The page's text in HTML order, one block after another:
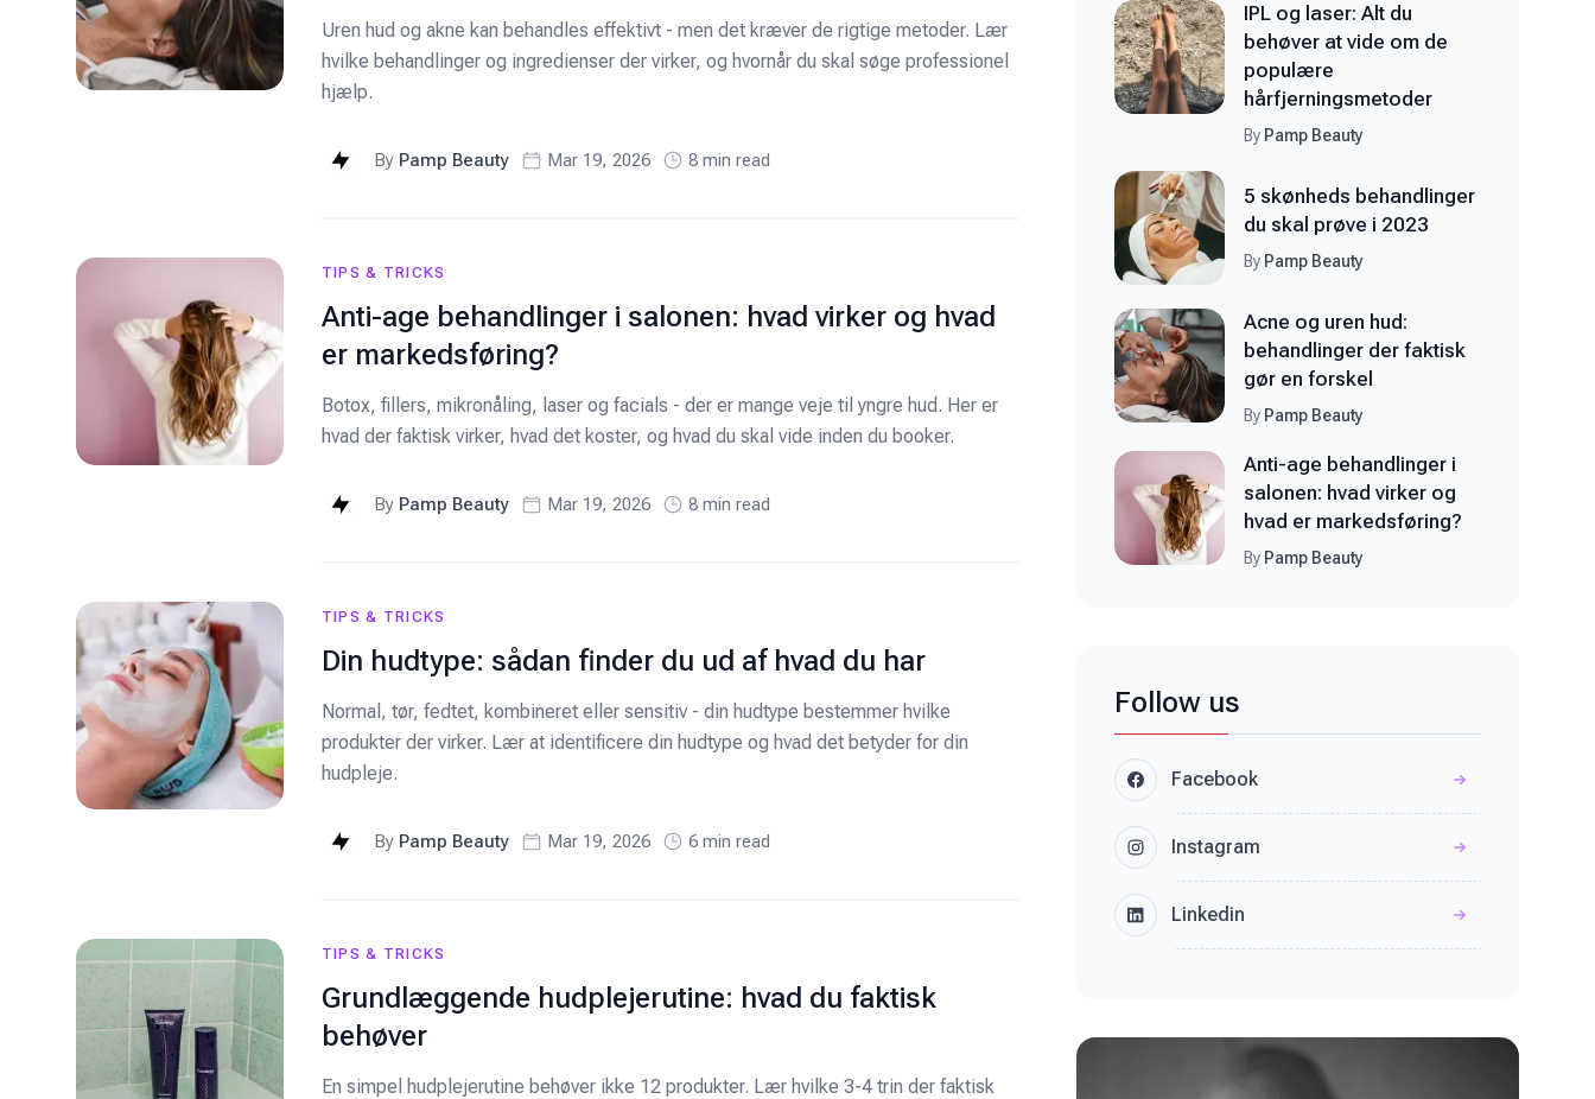
Uren hud og akne kan behandles effektivt - men det kræver de rigtige metoder. Lær
hvilke behandlinger og ingredienser der virker, og hvornår du skal søge professionel
hjælp.
By Pamp Beauty Mar 19, 2026 8min read
TIPS & TRICKS
Anti-age behandlinger i salonen: hvad virker og hvad
er markedsføring?
Botox, fillers, mikronåling, laser og facials - der er mange veje til yngre hud. Her er
hvad der faktisk virker, hvad det koster, og hvad du skal vide inden du booker.
By Pamp Beauty Mar 19, 2026 8min read
TIPS & TRICKS
Din hudtype: sådan finder du ud af hvad du har
Normal, tør, fedtet, kombineret eller sensitiv - din hudtype bestemmer hvilke
produkter der virker. Lær at identificere din hudtype og hvad det betyder for din
hudpleje.
By Pamp Beauty Mar 19, 2026 6min read
TIPS & TRICKS
Grundlæggende hudplejerutine: hvad du faktisk
behøver
En simpel hudplejerutine behøver ikke 12 produkter. Lær hvilke 3-4 trin der faktisk
IPL og laser: Alt du
behøver at vide om de
populære
hårfjerningsmetoder
By Pamp Beauty
5 skønheds behandlinger
du skal prøve i 2023
By Pamp Beauty
Acne og uren hud:
behandlinger der faktisk
gør en forskel
By Pamp Beauty
Anti-age behandlinger i
salonen: hvad virker og
hvad er markedsføring?
By Pamp Beauty
Follow us
facebook
Facebook
instagram
Instagram
linkedin
Linkedin